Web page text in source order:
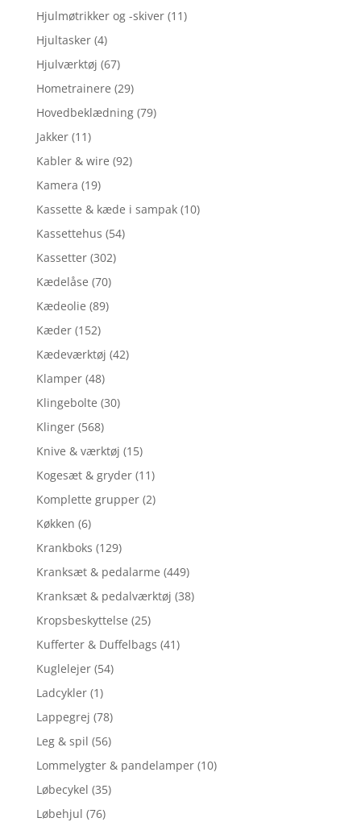
Hjulmøtrikker og -skiver (11)
Hjultasker (4)
Hjulværktøj (67)
Hometrainere (29)
Hovedbeklædning (79)
Jakker (11)
Kabler & wire (92)
Kamera (19)
Kassette & kæde i sampak (10)
Kassettehus (54)
Kassetter (302)
Kædelåse (70)
Kædeolie (89)
Kæder (152)
Kædeværktøj (42)
Klamper (48)
Klingebolte (30)
Klinger (568)
Knive & værktøj (15)
Kogesæt & gryder (11)
Komplette grupper (2)
Køkken (6)
Krankboks (129)
Kranksæt & pedalarme (449)
Kranksæt & pedalværktøj (38)
Kropsbeskyttelse (25)
Kufferter & Duffelbags (41)
Kuglelejer (54)
Ladcykler (1)
Lappegrej (78)
Leg & spil (56)
Lommelygter & pandelamper (10)
Løbecykel (35)
Løbehjul (76)